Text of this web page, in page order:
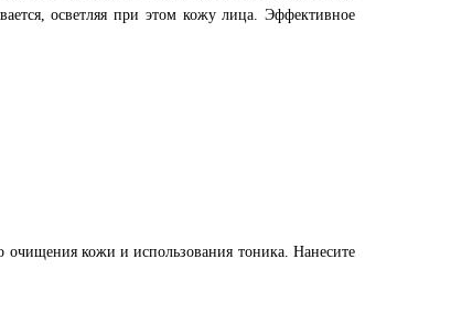
осветляя при этом кожу лица. Эффективное
очищения кожи и использования тоника. Нанесите